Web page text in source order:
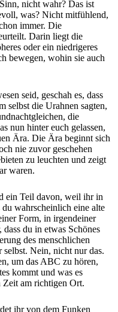
nicht wahr? Das ist
was? Nicht mitfühlend,
immer. Die
Darin liegt die
oder ein niedrigeres
bewegen, wohin sie auch
seid, geschah es, dass
selbst die Urahnen sagten,
die
nun hinter euch gelassen,
Ära. Die Ära beginnt sich
nie zuvor geschehen
zu leuchten und zeigt
waren.
ein Teil davon, weil ihr in
du wahrscheinlich eine alte
Form, in irgendeiner
du in etwas Schönes
des menschlichen
selbst. Nein, nicht nur das.
um das ABC zu hören,
kommt und was es
Zeit am richtigen Ort.
ihr von dem Funken